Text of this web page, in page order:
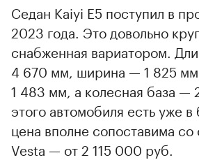
Седан Kaiyi E5 поступил в
2023 года. Это довольно
снабженная вариатором.
4 670 мм, ширина — 1 825
1 483 мм, а колесная база —
этого автомобиля есть уже в
цена вполне сопоставима
Vesta — от 2 115 000 руб.